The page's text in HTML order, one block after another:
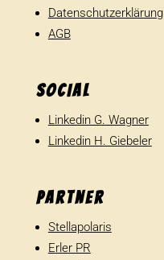
Datenschutzerklärung
AGB
SOCIAL
Linkedin G. Wagner
Linkedin H. Giebeler
Partner
Stellapolaris
Erler PR